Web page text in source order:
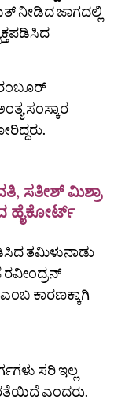
ನೀಡಿದ ಜಾಗದಲ್ಲಿ
ಸಂಸ್ಕಾರ
ಸತೀಶ್‌ ಮಿಶ್ರಾ
ಹೈಕೋರ್ಟ್‌
ತಮಿಳುನಾಡು
ಕಾರಣಕ್ಕಾಗಿ
ಸರಿ ಇಲ್ಲ
ಎಂದರು.